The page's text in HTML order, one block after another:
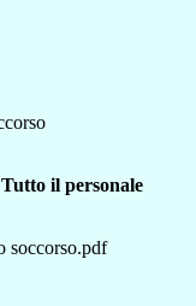
il personale
soccorso.pdf